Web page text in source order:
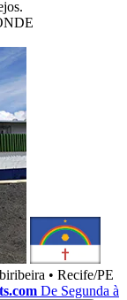
• Recife/PE
De Segunda à